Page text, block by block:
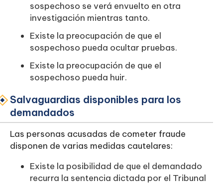
sospechoso se verá envuelto en otra
investigación mientras tanto.
Existe la preocupación de que el
sospechoso pueda ocultar pruebas.
Existe la preocupación de que el
sospechoso pueda huir.
Salvaguardias disponibles para los
demandados
Las personas acusadas de cometer fraude
disponen de varias medidas cautelares:
Existe la posibilidad de que el demandado
recurra la sentencia dictada por el Tribunal